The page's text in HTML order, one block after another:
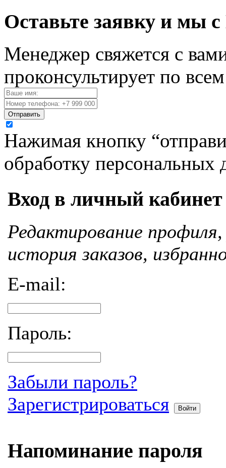
Оставьте заявку и мы
Менеджер свяжется с
проконсультирует по
Отправить
Нажимая кнопку
обработку персональных
Вход в личный кабинет
Редактирование
история заказов,
E-mail:
Пароль:
Забыли пароль?
Зарегистрироваться
Войти
Напоминание пароля